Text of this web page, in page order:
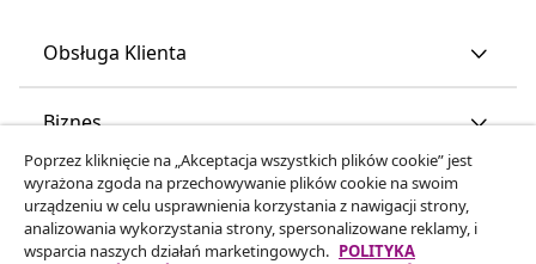
Biznes
vidaXL
Poprzez kliknięcie na „Akceptacja wszystkich plików cookie” jest
wyrażona zgoda na przechowywanie plików cookie na swoim
urządzeniu w celu usprawnienia korzystania z nawigacji strony,
analizowania wykorzystania strony, spersonalizowane reklamy, i
wsparcia naszych działań marketingowych. POLITYKA